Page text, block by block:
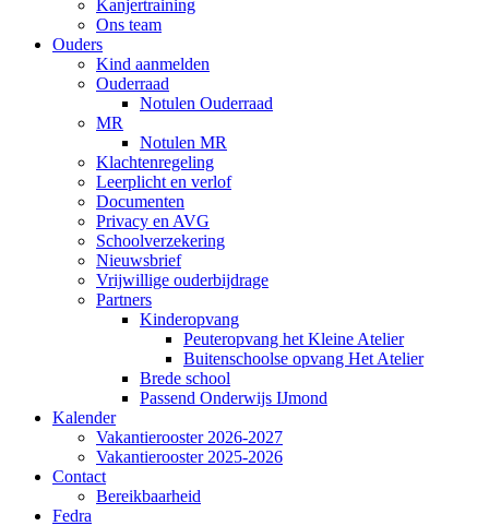
Kanjertraining
Ons team
Ouders
Kind aanmelden
Ouderraad
Notulen Ouderraad
MR
Notulen MR
Klachtenregeling
Leerplicht en verlof
Documenten
Privacy en AVG
Schoolverzekering
Nieuwsbrief
Vrijwillige ouderbijdrage
Partners
Kinderopvang
Peuteropvang het Kleine Atelier
Buitenschoolse opvang Het Atelier
Brede school
Passend Onderwijs IJmond
Kalender
Vakantierooster 2026-2027
Vakantierooster 2025-2026
Contact
Bereikbaarheid
Fedra